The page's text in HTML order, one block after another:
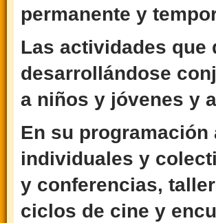
permanente y
Las actividades que
desarrollándose
a niños y jóvenes y
En su
individuales y
y conferencias,
ciclos de cine y